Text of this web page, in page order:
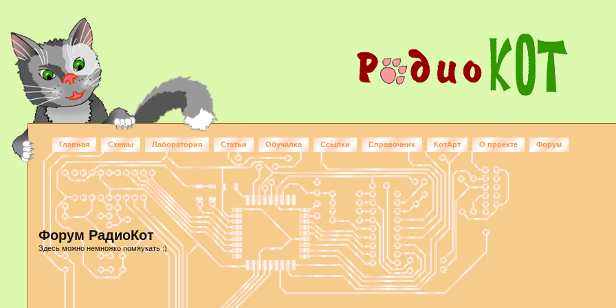
Главная Схемы Лаборатория Статьи Обучалка Ссылки Справочник КотАрт О проекте Форум
Форум РадиоКот
Здесь можно немножко помяукать :)